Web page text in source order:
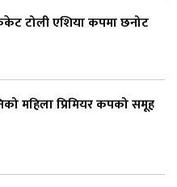
टोली एशिया कपमा छनोट
महिला प्रिमियर कपको समूह